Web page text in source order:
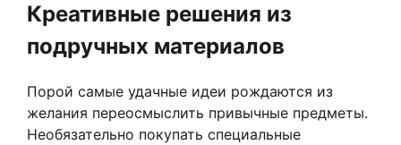
Креативные решения из
подручных материалов
Порой самые удачные идеи рождаются из
желания переосмыслить привычные предметы.
Необязательно покупать специальные